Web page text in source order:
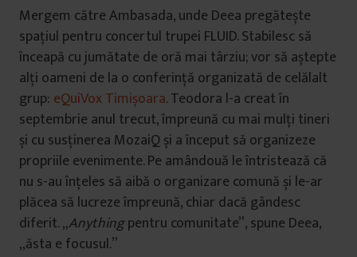
Mergem către Ambasada, unde Deea pregătește
spațiul pentru concertul trupei FLUID. Stabilesc să
înceapă cu jumătate de oră mai târziu; vor să aștepte
alți oameni de la o conferință organizată de celălalt
grup: eQuiVox Timișoara. Teodora l-a creat în
septembrie anul trecut, împreună cu mai mulți tineri
și cu susținerea MozaiQ și a început să organizeze
propriile evenimente. Pe amândouă le întristează că
nu s-au înțeles să aibă o organizare comună și le-ar
plăcea să lucreze împreună, chiar dacă gândesc
diferit. „Anythingpentru comunitate”, spune Deea,
„ăsta e focusul.”